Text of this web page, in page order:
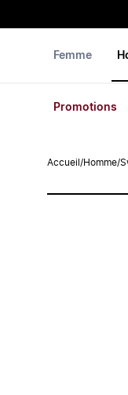
Femme
Promotions
Accueil /Homme/